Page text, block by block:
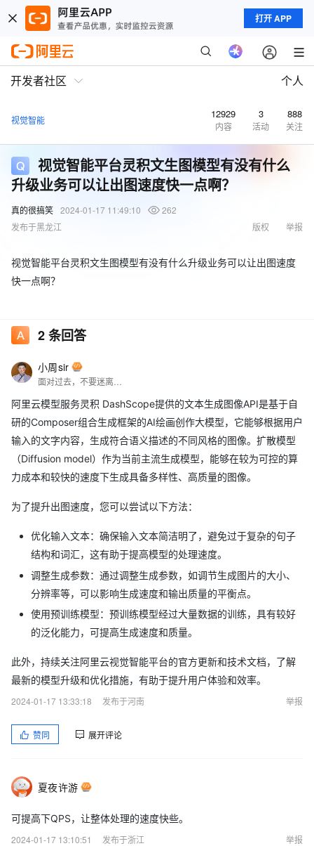
打开 APP
开发者社区 个人
视觉智能 12929
内容
3
活动
888
关注
视觉智能平台灵积文生图模型有没有什么
升级业务可以让出图速度快一点啊？
真的很搞笑 2024-01-17 11:49:10
262
发布于黑龙江
举报
版权
视觉智能平台灵积文生图模型有没有什么升级业务可以让出图速度
快一点啊？
2条回答
小周sir
阿里云模型服务灵积 DashScope提供的文本生成图像API是基于自
研的Composer组合生成框架的AI绘画创作大模型，它能够根据用户
输入的文字内容，生成符合语义描述的不同风格的图像。扩散模型
（Diffusion model）作为当前主流生成模型，能够在较为可控的算
力成本和较快的速度下生成具备多样性、高质量的图像。
为了提升出图速度，您可以尝试以下方法：
优化输入文本：确保输入文本简洁明了，避免过于复杂的句子
结构和词汇，这有助于提高模型的处理速度。
调整生成参数：通过调整生成参数，如调节生成图片的大小、
分辨率等，可以影响生成速度和输出质量的平衡点。
使用预训练模型：预训练模型经过大量数据的训练，具有较好
的泛化能力，可提高生成速度和质量。
此外，持续关注阿里云视觉智能平台的官方更新和技术文档，了解
最新的模型升级和优化措施，有助于提升用户体验和效率。
2024-01-17 13:33:18
发布于河南 举报
赞同 展开评论
夏夜许游
可提高下QPS，让整体处理的速度快些。
2024-01-17 13:10:51
发布于浙江 举报